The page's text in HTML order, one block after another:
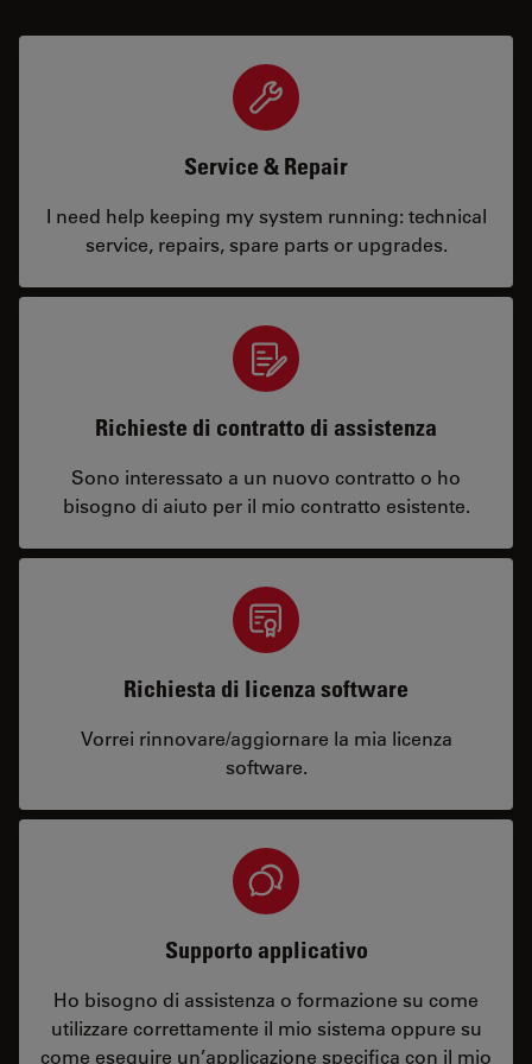
Service & Repair
I need help keeping my system running: technical
service, repairs, spare parts or upgrades.
Richieste di contratto di assistenza
Sono interessato a un nuovo contratto o ho
bisogno di aiuto per il mio contratto esistente.
Richiesta di licenza software
Vorrei rinnovare/aggiornare la mia licenza
software.
Supporto applicativo
Ho bisogno di assistenza o formazione su come
utilizzare correttamente il mio sistema oppure su
come eseguire un’applicazione specifica con il mio